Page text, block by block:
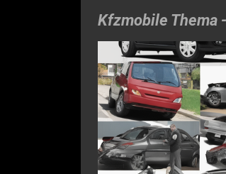
Kfzmobile Thema